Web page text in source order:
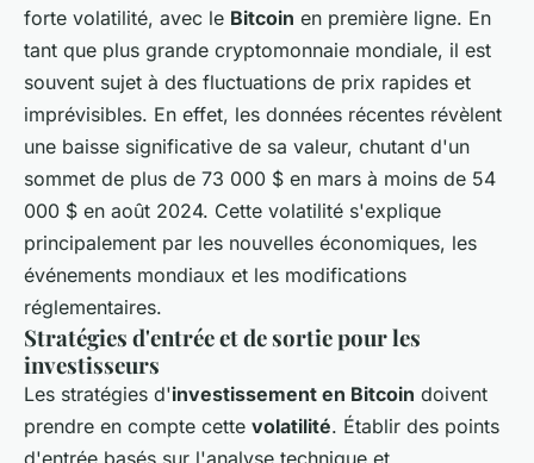
forte volatilité, avec le Bitcoin en première ligne. En
tant que plus grande cryptomonnaie mondiale, il est
souvent sujet à des fluctuations de prix rapides et
imprévisibles. En effet, les données récentes révèlent
une baisse significative de sa valeur, chutant d'un
sommet de plus de 73 000 $ en mars à moins de 54
000 $ en août 2024. Cette volatilité s'explique
principalement par les nouvelles économiques, les
événements mondiaux et les modifications
réglementaires.
Stratégies d'entrée et de sortie pour les
investisseurs
Les stratégies d'investissement en Bitcoin doivent
prendre en compte cette volatilité. Établir des points